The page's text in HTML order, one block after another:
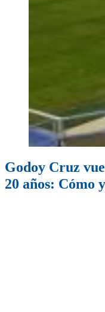
Godoy Cruz
20 años: Cómo